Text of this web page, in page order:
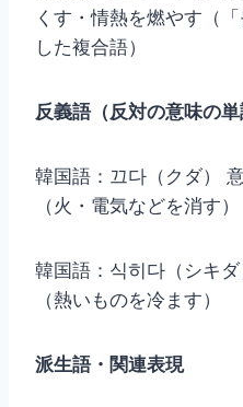
くす・情熱を燃やす（
した複合語）
反義語（反対の意味の単
韓国語：끄다（クダ）
（火・電気などを消す）
韓国語：식히다（シキ
（熱いものを冷ます）
派生語・関連表現